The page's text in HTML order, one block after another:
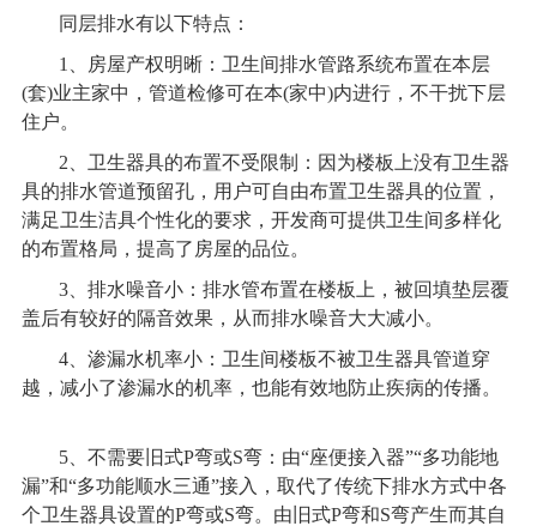
同层排水有以下特点：
1
、房屋产权明晰：卫生间排水管路系统布置在本层
(套)业主家中，管道检修可在本(家中)内进行，不干扰下层
住户。
2 、卫生器具的布置不受限制：因为楼板上没有卫生器
具的排水管道预留孔，用户可自由布置卫生器具的位置，
满足卫生洁具个性化的要求，开发商可提供卫生间多样化
的布置格局，提高了房屋的品位。
3、排水噪音小：排水管布置在楼板上，被回填垫层覆
盖后有较好的隔音效果，从而排水噪音大大减小。
4、渗漏水机率小：卫生间楼板不被卫生器具管道穿
越，减小了渗漏水的机率，也能有效地防止疾病的传播。
5、不需要旧式P弯或S弯：由“座便接入器”“多功能地
漏”和“多功能顺水三通”接入，取代了传统下排水方式中各
个卫生器具设置的P弯或S弯。由旧式P弯和S弯产生而其自